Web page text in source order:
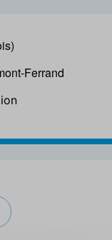
Ferrand